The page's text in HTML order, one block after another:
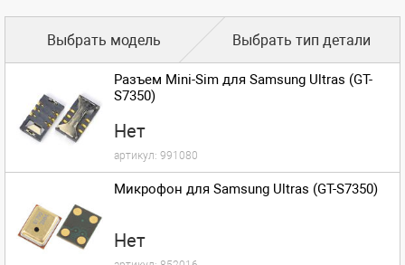
Выбрать модель Выбрать тип детали
Разъем Mini-Sim для Samsung Ultras (GT-
S7350)
Нет
артикул: 991080
Микрофон для Samsung Ultras (GT-S7350)
Нет